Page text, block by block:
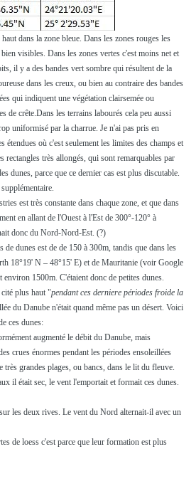
dans la zone bleue. Dans les zones rouges les
visibles. Dans les zones vertes c'est moins net et
il y a des bandes vert sombre qui résultent de la
dans les creux, ou bien au contraire des bandes
qui indiquent une végétation clairsemée ou
de crête.Dans les terrains labourés cela peu aussi
uniformisé par la charrue. Je n'ai pas pris en
étendues où c'est seulement les limites des champs et
rectangles très allongés, qui sont remarquables par
dunes, parce que ce dernier cas est plus discutable.
est très constante dans chaque zone, et que dans
en allant de l'Ouest à l'Est de 300°-120° à
donc du Nord-Nord-Est. (?)
dunes est de de 150 à 300m, tandis que dans les
18°19' N – 48°15' E) et de Mauritanie (voir Google
1500m. C'étaient donc de petites dunes.
plus haut "pendant ces derniere périodes froide la
du Danube n'était quand même pas un désert. Voici
ces dunes:
augmenté le débit du Danube, mais
crues énormes pendant les périodes ensoleillées
très grandes plages, ou bancs, dans le lit du fleuve.
il était sec, le vent l'emportait et formait ces dunes.
les deux rives. Le vent du Nord alternait-il avec un
de loess c'est parce que leur formation est plus